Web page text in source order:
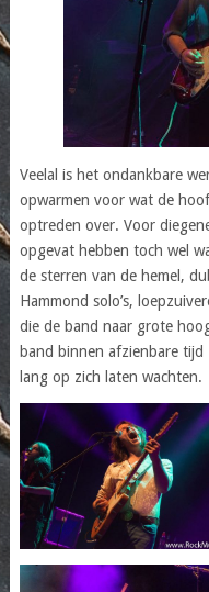
Veelal is het ondankbare
opwarmen voor wat de
optreden over. Voor
opgevat hebben toch wel
de sterren van de hemel,
Hammond solo’s,
die de band naar grote
band binnen afzienbare
lang op zich laten wachten.